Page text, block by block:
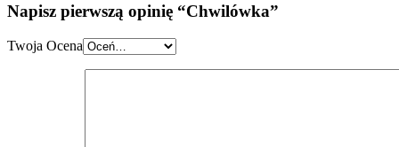
Napisz pierwszą opinię “Chwilówka”
Twoja Ocena